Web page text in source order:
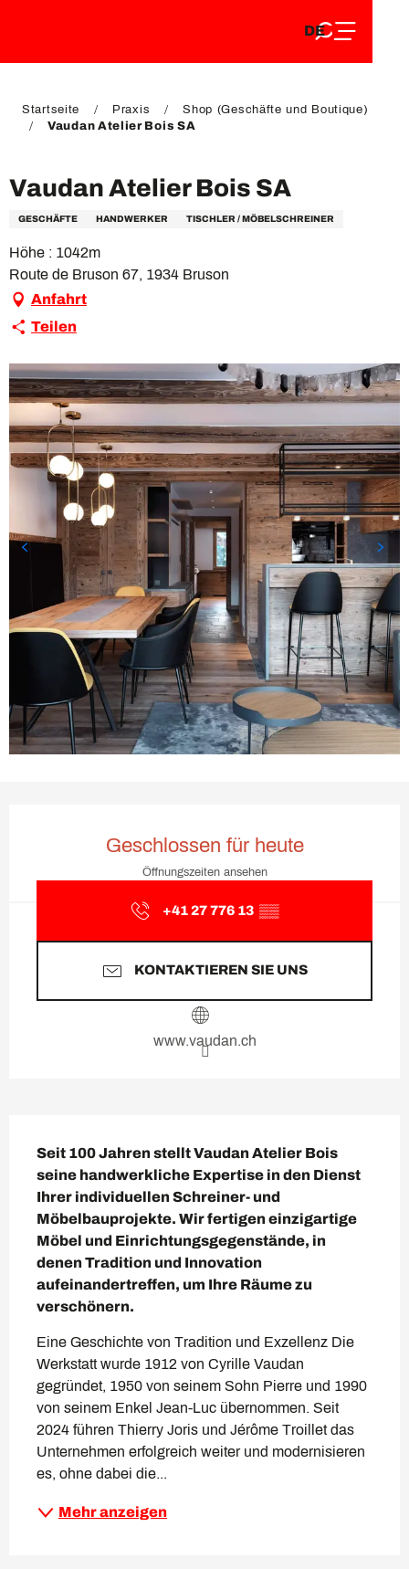
EN
DE
FR
Startseite Praxis
Shop (Geschäfte und Boutique)
Vaudan Atelier Bois SA
Vaudan Atelier Bois SA
GESCHÄFTE HANDWERKER TISCHLER / MÖBELSCHREINER
Höhe : 1042m
Route de Bruson 67, 1934 Bruson
Anfahrt
Teilen
Geschlossen für heute
Öffnungszeiten ansehen
+41 27 776 13 ▒▒
KONTAKTIEREN SIE UNS
www.vaudan.ch
Seit 100 Jahren stellt Vaudan Atelier Bois
seine handwerkliche Expertise in den Dienst
Ihrer individuellen Schreiner- und
Möbelbauprojekte. Wir fertigen einzigartige
Möbel und Einrichtungsgegenstände, in
denen Tradition und Innovation
aufeinandertreffen, um Ihre Räume zu
verschönern.
Eine Geschichte von Tradition und Exzellenz Die
Werkstatt wurde 1912 von Cyrille Vaudan
gegründet, 1950 von seinem Sohn Pierre und 1990
von seinem Enkel Jean-Luc übernommen. Seit
2024 führen Thierry Joris und Jérôme Troillet das
Unternehmen erfolgreich weiter und modernisieren
es, ohne dabei die...
Mehr anzeigen